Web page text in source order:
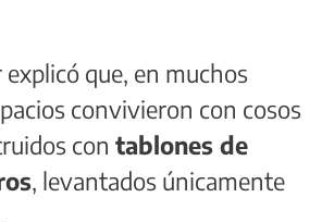
que, en muchos
convivieron con cosos
con tablones de
, levantados únicamente